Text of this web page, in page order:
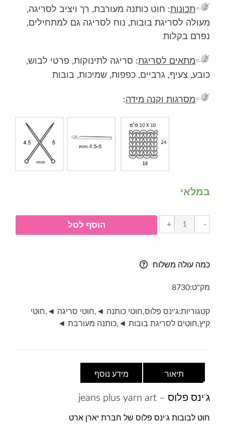
תכונות: חוט כותנה מעורבת, רך ויציב לסריגה,
מעולה לסריגת בובות, נוח לסריגה גם למתחילים,
נפרם בקלות
מתאים לסריגת: סריגה לתינוקות, פרטי לבוש,
כובע, צעיף, גרביים, כפפות, שמיכות, בובות
מסרגות וקנה מידה:
במלאי
-
כמות
של
jeans
+ הוסף לסל
כמה עולה משלוח
מק"ט:8730
קטגוריות:ג'ינס פלוס,חוטי כותנה ◄ ,חוטי סריגה ◄ ,חוטי
קיץ,חוטים לסריגת בובות ◄ ,כותנה מעורבת ◄
תיאור מידע נוסף
ג'ינס פלוס – jeans plus yarn art
חוט לבובות ג'ינס פלוס של חברת יארן ארט